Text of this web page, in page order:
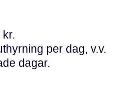
per dag, v.v.
dagar.